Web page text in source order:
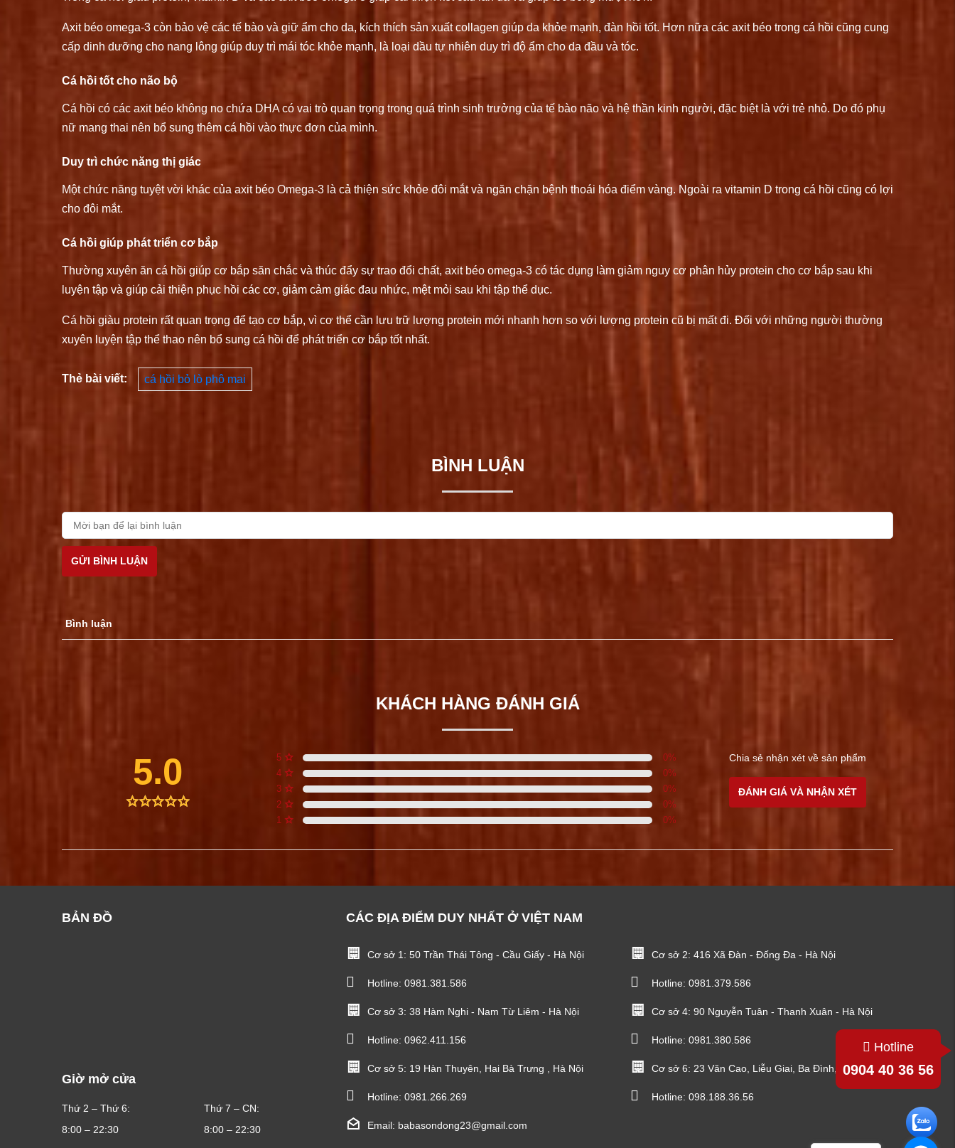
Axit béo omega-3 còn bảo vệ các tế bào và giữ ẩm cho da, kích thích sản xuất collagen giúp da khỏe mạnh, đàn hồi tốt. Hơn nữa các axit béo trong cá hồi cũng cung
cấp dinh dưỡng cho nang lông giúp duy trì mái tóc khỏe mạnh, là loại dầu tự nhiên duy trì độ ẩm cho da đầu và tóc.
Cá hồi tốt cho não bộ
Cá hồi có các axit béo không no chứa DHA có vai trò quan trọng trong quá trình sinh trưởng của tế bào não và hệ thần kinh người, đặc biệt là với trẻ nhỏ. Do đó phụ
nữ mang thai nên bổ sung thêm cá hồi vào thực đơn của mình.
Duy trì chức năng thị giác
Một chức năng tuyệt vời khác của axit béo Omega-3 là cả thiện sức khỏe đôi mắt và ngăn chặn bệnh thoái hóa điểm vàng. Ngoài ra vitamin D trong cá hồi cũng có lợi
cho đôi mắt.
Cá hồi giúp phát triển cơ bắp
Thường xuyên ăn cá hồi giúp cơ bắp săn chắc và thúc đẩy sự trao đổi chất, axit béo omega-3 có tác dụng làm giảm nguy cơ phân hủy protein cho cơ bắp sau khi
luyện tập và giúp cải thiện phục hồi các cơ, giảm cảm giác đau nhức, mệt mỏi sau khi tập thể dục.
Cá hồi giàu protein rất quan trọng để tạo cơ bắp, vì cơ thể cần lưu trữ lượng protein mới nhanh hơn so với lượng protein cũ bị mất đi. Đối với những người thường
xuyên luyện tập thể thao nên bổ sung cá hồi để phát triển cơ bắp tốt nhất.
Thẻ bài viết: cá hồi bỏ lò phô mai
BÌNH LUẬN
GỬI BÌNH LUẬN
Bình luận
KHÁCH HÀNG ĐÁNH GIÁ
5.0 5 0%
4
0%
3
0%
2
0%
1
0%
Chia sẻ nhận xét về sản phẩm
ĐÁNH GIÁ VÀ NHẬN XÉT
BẢN ĐỒ
Giờ mở cửa
Thứ 2 – Thứ 6:
8:00 – 22:30
Thứ 7 – CN:
8:00 – 22:30
CÁC ĐỊA ĐIỂM DUY NHẤT Ở VIỆT NAM
Cơ sở 1: 50 Trần Thái Tông - Cầu Giấy - Hà Nội
Hotline: 0981.381.586
Cơ sở 2: 416 Xã Đàn - Đống Đa - Hà Nội
Hotline: 0981.379.586
Cơ sở 3: 38 Hàm Nghi - Nam Từ Liêm - Hà Nội
Hotline: 0962.411.156
Cơ sở 4: 90 Nguyễn Tuân - Thanh Xuân - Hà Nội
Hotline: 0981.380.586
Cơ sở 5: 19 Hàn Thuyên, Hai Bà Trưng , Hà Nội
Hotline: 0981.266.269
Cơ sở 6: 23 Văn Cao, Liễu Giai, Ba Đình, Hà Nội
Hotline: 098.188.36.56
Email: babasondong23@gmail.com
Hotline
0904 40 36 56